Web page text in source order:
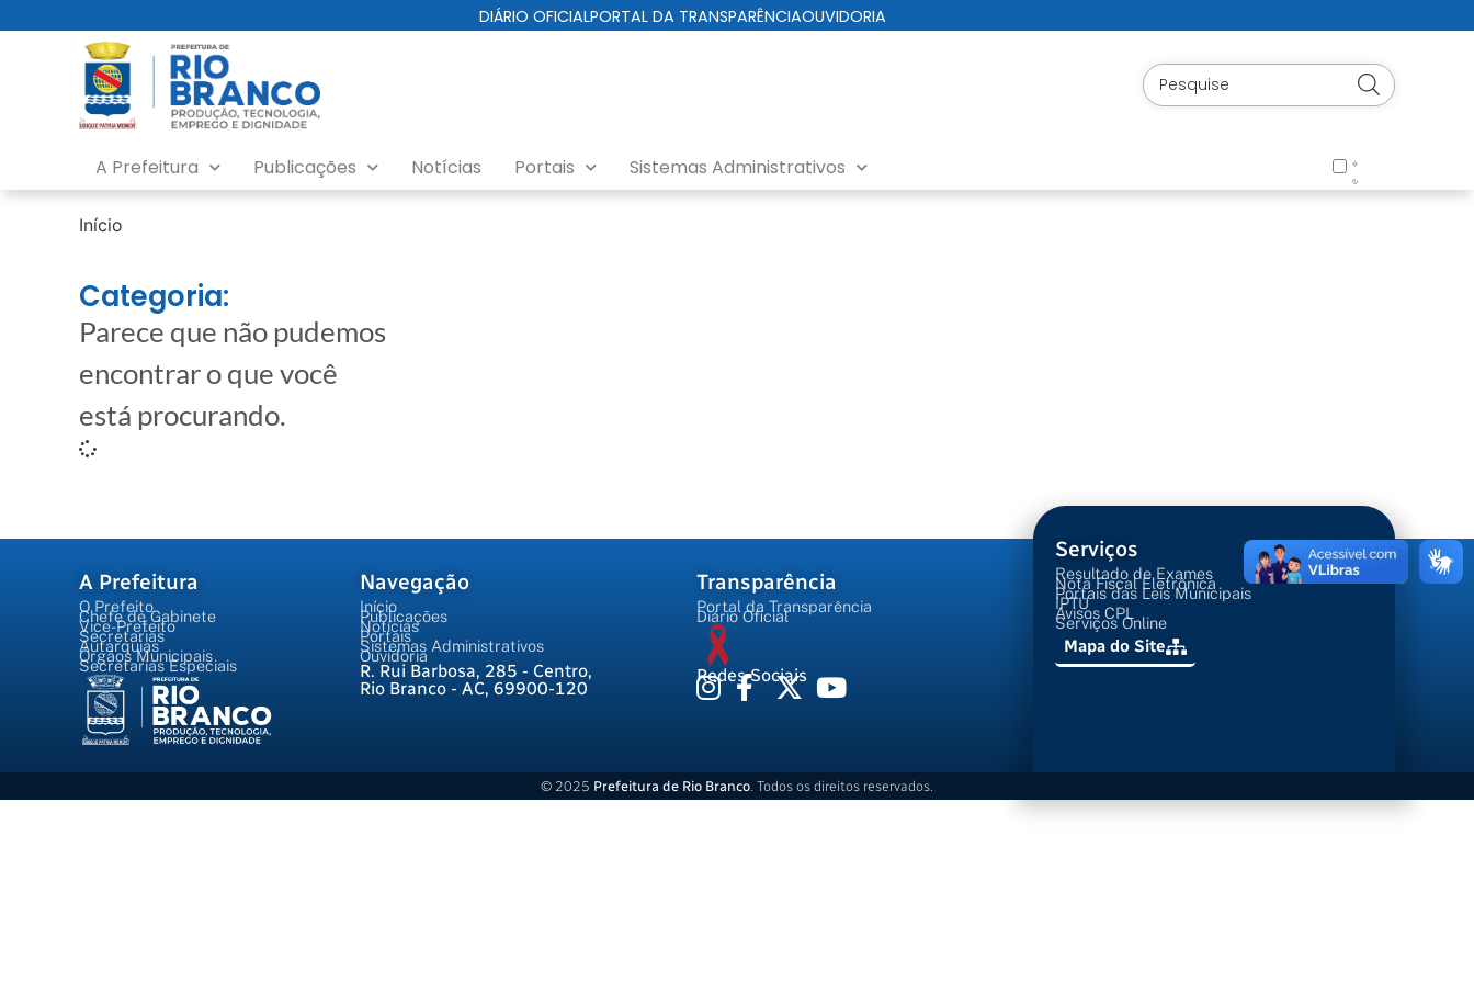
DIÁRIO OFICIALPORTAL DA TRANSPARÊNCIAOUVIDORIA
A Prefeitura Publicações Notícias Portais Sistemas Administrativos
Início
Categoria:
Parece que não pudemos
encontrar o que você
está procurando.
A Prefeitura
O Prefeito
Chefe de Gabinete
Vice-Prefeito
Secretarias
Autarquias
Órgãos Municipais
Secretarias Especiais
Navegação
Início
Publicações
Notícias
Portais
Sistemas Administrativos
Ouvidoria
R. Rui Barbosa, 285 - Centro,
Rio Branco - AC, 69900-120
Transparência
Portal da Transparência
Diário Oficial
Redes Sociais
Serviços
Resultado de Exames
Nota Fiscal Eletrônica
Portais das Leis Municipais
IPTU
Avisos CPL
Serviços Online
Mapa do Site
© 2025 Prefeitura de Rio Branco . Todos os direitos reservados.